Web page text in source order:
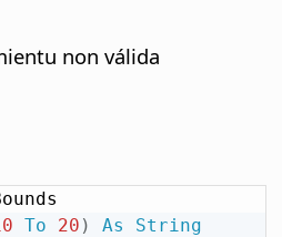
non válida
To 20 ) As
String